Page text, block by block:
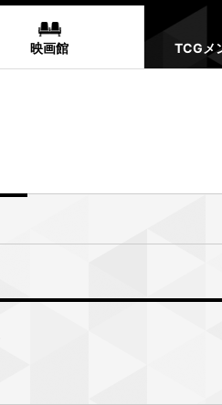
映画館 TCGメ